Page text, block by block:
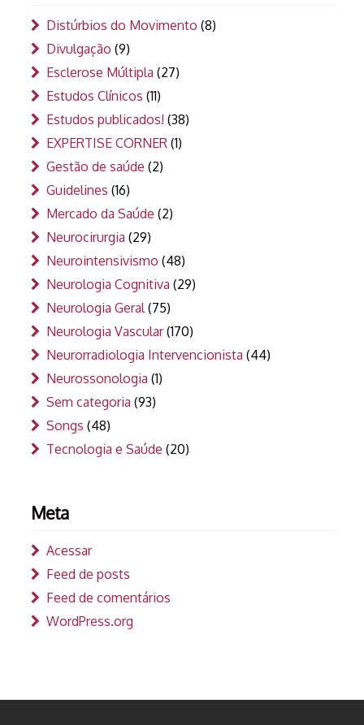
Distúrbios do Movimento (8)
Divulgação (9)
Esclerose Múltipla (27)
Estudos Clínicos (11)
Estudos publicados! (38)
EXPERTISE CORNER (1)
Gestão de saúde (2)
Guidelines (16)
Mercado da Saúde (2)
Neurocirurgia (29)
Neurointensivismo (48)
Neurologia Cognitiva (29)
Neurologia Geral(75)
Neurologia Vascular(170)
Neurorradiologia Intervencionista (44)
Neurossonologia (1)
Sem categoria (93)
Songs (48)
Tecnologia e Saúde (20)
Meta
Acessar
Feed de posts
Feed de comentários
WordPress.org